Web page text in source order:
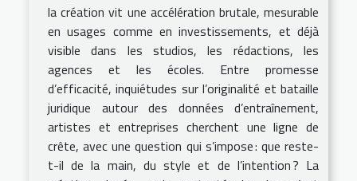
la création vit une accélération brutale, mesurable
en usages comme en investissements, et déjà
visible dans les studios, les rédactions, les
agences et les écoles. Entre promesse
d’efficacité, inquiétudes sur l’originalité et bataille
juridique autour des données d’entraînement,
artistes et entreprises cherchent une ligne de
crête, avec une question qui s’impose : que reste-
t-il de la main, du style et de l’intention ? La